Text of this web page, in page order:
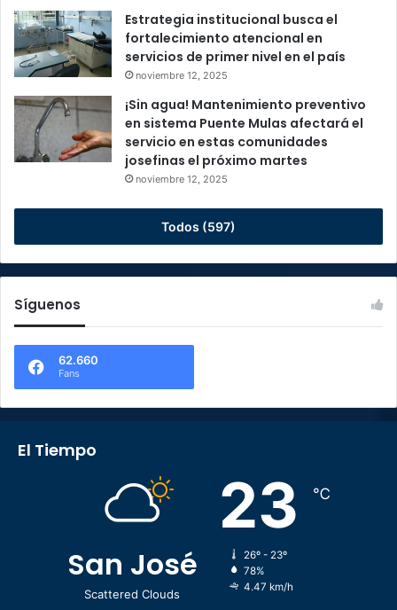
Estrategia institucional busca el
fortalecimiento atencional en
servicios de primer nivel en el país
noviembre 12, 2025
¡Sin agua! Mantenimiento preventivo
en sistema Puente Mulas afectará el
servicio en estas comunidades
josefinas el próximo martes
noviembre 12, 2025
Todos (597)
Síguenos
62.660
Fans
El Tiempo
San José
Scattered Clouds
23 ℃
26º - 23º
78%
4.47 km/h